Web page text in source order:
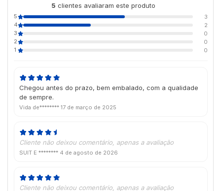
5 clientes avaliaram este produto
5
3
4
2
3
0
2
0
1
0
Chegou antes do prazo, bem embalado, com a qualidade
de sempre.
Vida de******** 17 de março de 2025
Cliente não deixou comentário, apenas a avaliação
SUIT E ******** 4 de agosto de 2026
Cliente não deixou comentário, apenas a avaliação